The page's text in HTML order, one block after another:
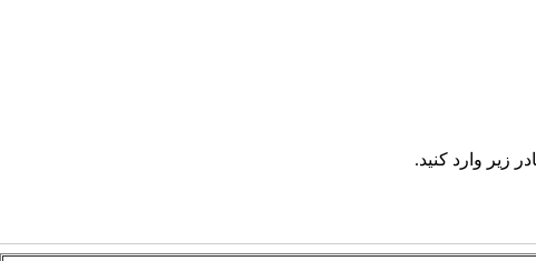
زیر وارد کنید.